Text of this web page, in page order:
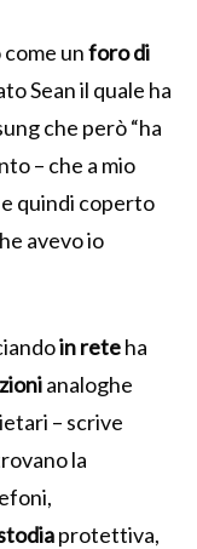
unforo di
Sean il quale ha
che però “ha
– che a mio
quindi coperto
avevo io
in reteha
analoghe
– scrive
la
protettiva,